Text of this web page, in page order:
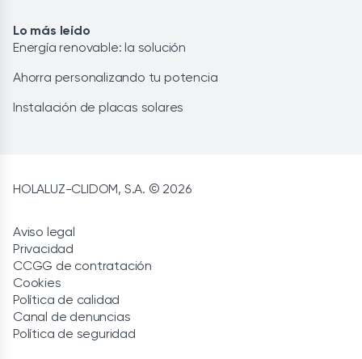
Lo más leído
Energía renovable: la solución
Ahorra personalizando tu potencia
Instalación de placas solares
HOLALUZ-CLIDOM, S.A. © 2026
Aviso legal
Privacidad
CCGG de contratación
Cookies
Política de calidad
Canal de denuncias
Política de seguridad